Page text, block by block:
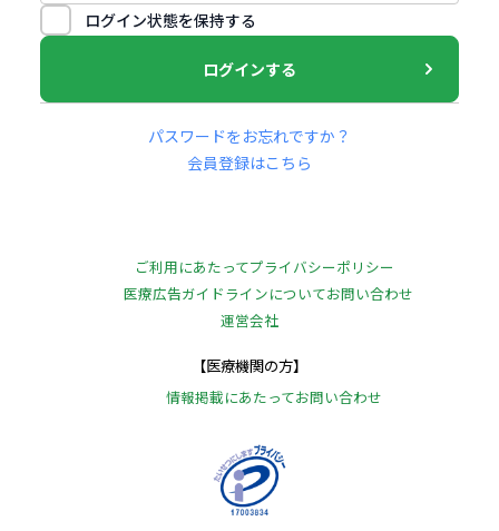
ログイン状態を保持する
ログインする
パスワードをお忘れですか？
会員登録はこちら
ご利用にあたってプライバシーポリシー
医療広告ガイドラインについてお問い合わせ
運営会社
【医療機関の方】
情報掲載にあたってお問い合わせ